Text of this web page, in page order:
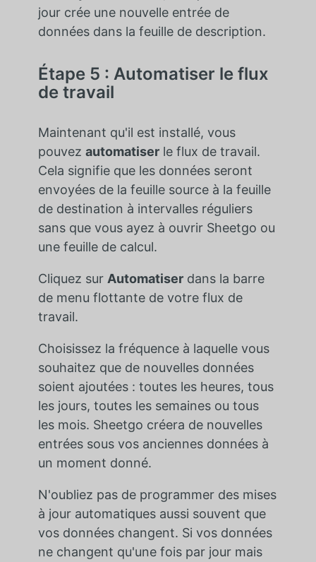
jour crée une nouvelle entrée de
données dans la feuille de description.
Étape 5 : Automatiser le flux
de travail
Maintenant qu'il est installé, vous
pouvez automatiserle flux de travail.
Cela signifie que les données seront
envoyées de la feuille source à la feuille
de destination à intervalles réguliers
sans que vous ayez à ouvrir Sheetgo ou
une feuille de calcul.
Cliquez sur Automatiserdans la barre
de menu flottante de votre flux de
travail.
Choisissez la fréquence à laquelle vous
souhaitez que de nouvelles données
soient ajoutées : toutes les heures, tous
les jours, toutes les semaines ou tous
les mois. Sheetgo créera de nouvelles
entrées sous vos anciennes données à
un moment donné.
N'oubliez pas de programmer des mises
à jour automatiques aussi souvent que
vos données changent. Si vos données
ne changent qu'une fois par jour mais